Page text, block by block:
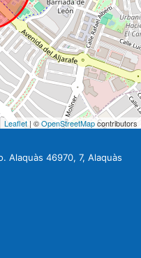
Leaflet | ©OpenStreetMapcontributors
Alaquàs 46970, 7, Alaquàs